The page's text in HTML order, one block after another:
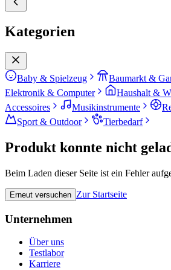
Kategorien
Baby & Spielzeug Baumarkt &
Elektronik & Computer
Haushalt &
Accessoires
Musikinstrumente
Sport & Outdoor
Tierbedarf
Produkt konnte nicht
Beim Laden dieser Seite ist ein Fehler
Erneut versuchen Zur Startseite
Unternehmen
Über uns
Testlabor
Karriere